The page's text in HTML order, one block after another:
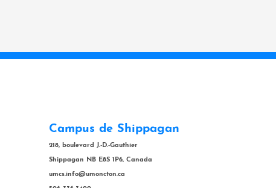
Campus de Shippagan
218, boulevard J.-D.-Gauthier
Shippagan NB E8S 1P6, Canada
umcs.info@umoncton.ca